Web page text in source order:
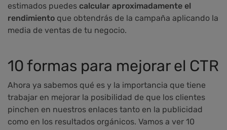
estimados puedes calcular aproximadamente el
rendimiento que obtendrás de la campaña aplicando la
media de ventas de tu negocio.
10 formas para mejorar el CTR
Ahora ya sabemos qué es y la importancia que tiene
trabajar en mejorar la posibilidad de que los clientes
pinchen en nuestros enlaces tanto en la publicidad
como en los resultados orgánicos. Vamos a ver 10